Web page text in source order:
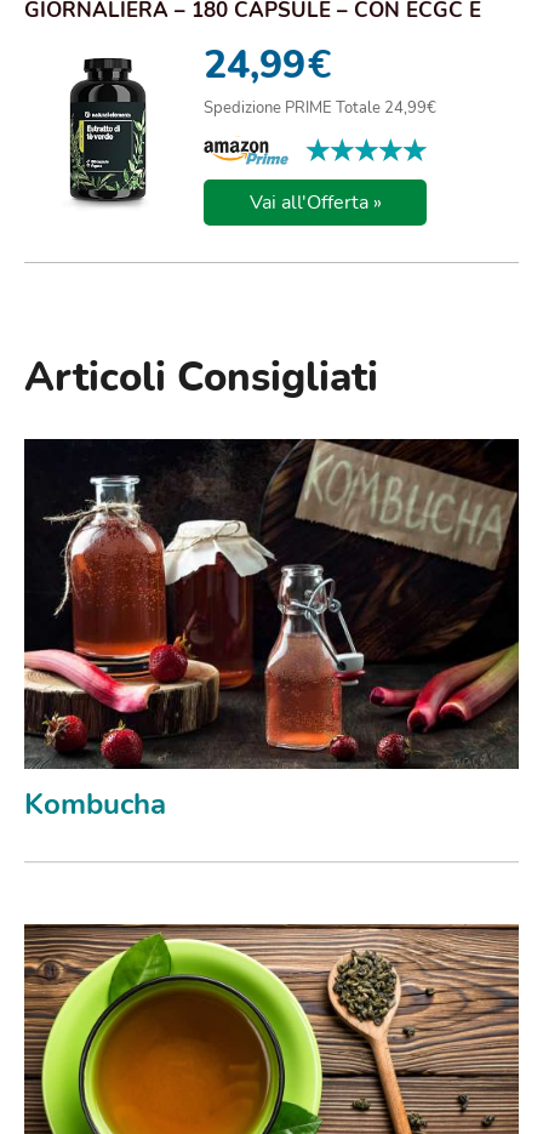
GIORNALIERA – 180 CAPSULE – CON ECGC E
24,99€
Spedizione PRIME Totale 24,99€
★★★★★
★★★★★
Vai all'Offerta »
Articoli Consigliati
Kombucha